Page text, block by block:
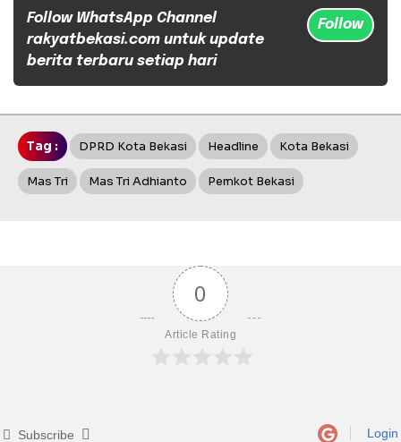
Follow WhatsApp Channel
rakyatbekasi.com untuk update
berita terbaru setiap hari
Follow
Tag : DPRD Kota Bekasi Headline Kota Bekasi
Mas Tri Mas Tri Adhianto Pemkot Bekasi
0
Article Rating
Subscribe Login